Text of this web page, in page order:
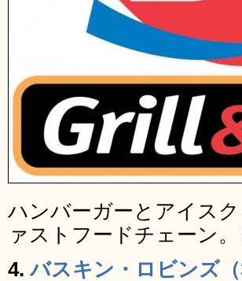
ハンバーガーとアイス
ァストフードチェーン
4. バスキン・ロビンズ